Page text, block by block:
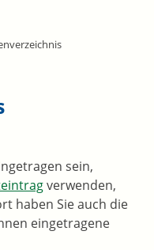
sein,
verwenden,
haben Sie auch die
eingetragene